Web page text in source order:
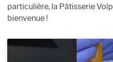
particulière, la Pâtisserie
bienvenue !